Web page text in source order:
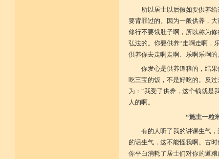
所以居士以后假如要供养
要背罪过的。因为一般供养，
修行不要饿肚子啊，所以称为
弘法的。你要供养“走啊走啊，
供养你去走啊走啊、乐啊乐啊
你发心是供养道粮的，结
吃三宝的饭，不是好吃的。反
为：“我受了供养，这个钱就是
人的啊。
“施主一粒
有的人听了我的讲课生气
的话生气，这不能怪我啊。古
你平白消耗了居士们对你的道